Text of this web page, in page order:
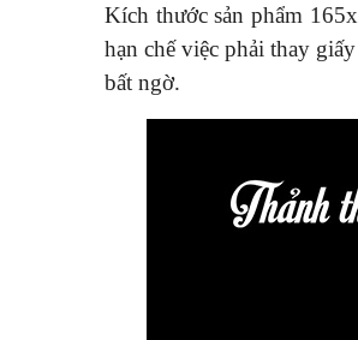
Kích thước sản phẩm
hạn chế việc phải thay
bất ngờ.